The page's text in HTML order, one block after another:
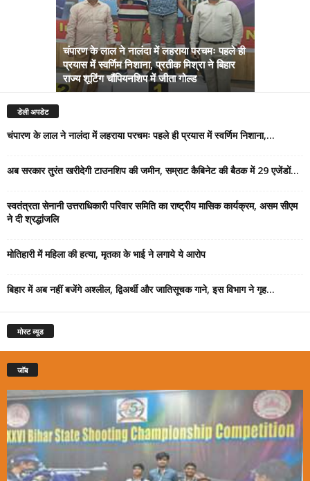
चंपारण के लाल ने नालंदा में लहराया परचमः पहले ही
प्रयास में स्वर्णिम निशाना, प्रतीक मिश्रा ने बिहार
राज्य शूटिंग चौंपियनशिप में जीता गोल्ड
डेली अपडेट
चंपारण के लाल ने नालंदा में लहराया परचमः पहले ही प्रयास में स्वर्णिम निशाना,...
अब सरकार तुरंत खरीदेगी टाउनशिप की जमीन, सम्राट कैबिनेट की बैठक में 29 एजेंडों...
स्वतंत्रता सेनानी उत्तराधिकारी परिवार समिति का राष्ट्रीय मासिक कार्यक्रम, असम सीएम
ने दी श्रद्धांजलि
मोतिहारी में महिला की हत्या, मृतका के भाई ने लगाये ये आरोप
बिहार में अब नहीं बजेंगे अश्लील, द्विअर्थी और जातिसूचक गाने, इस विभाग ने गृह...
मोस्ट व्यूड
जॉब